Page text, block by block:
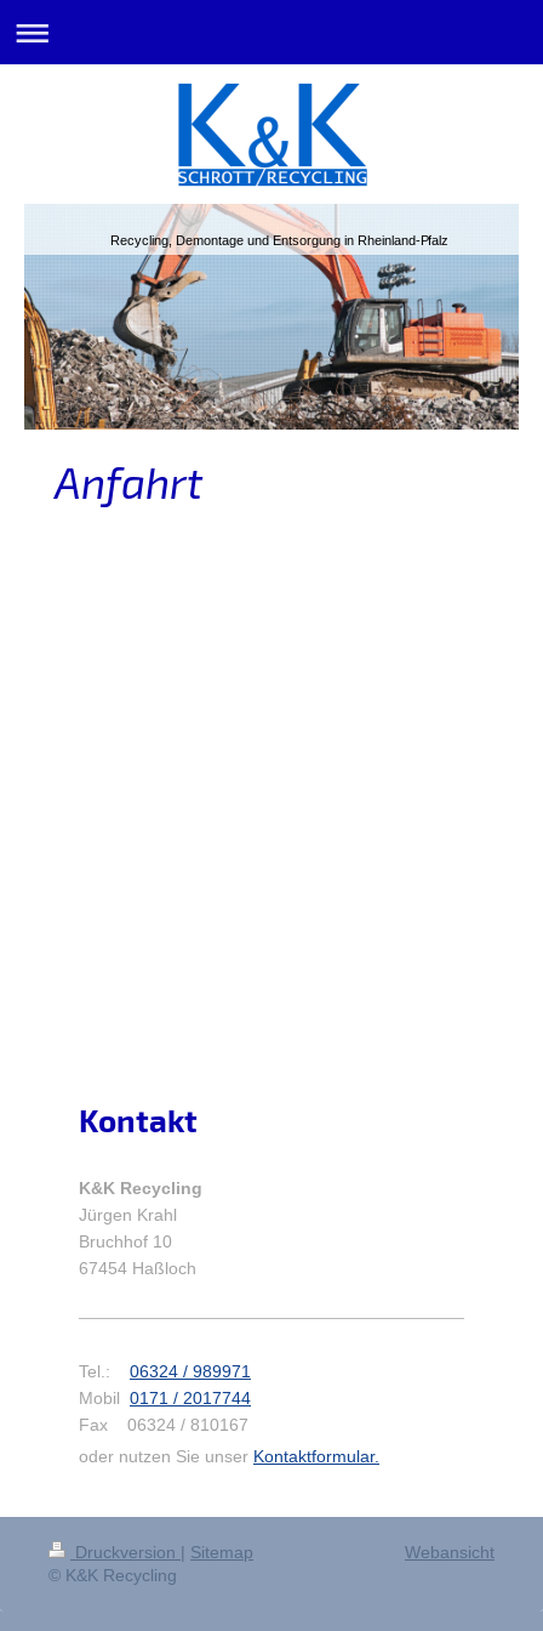
Recycling, Demontage und Entsorgung in Rheinland-Pfalz
Anfahrt
Kontakt
K&K Recycling
Jürgen Krahl
Bruchhof 10
67454 Haßloch
Tel.: 06324 / 989971
Mobil 0171 / 2017744
Fax 06324 / 810167
oder nutzen Sie unser Kontaktformular.
Druckversion | Sitemap
© K&K Recycling
Webansicht